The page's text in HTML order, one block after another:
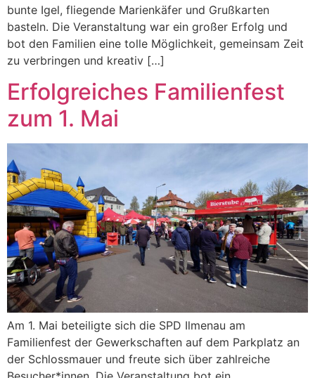
bunte Igel, fliegende Marienkäfer und Grußkarten
basteln. Die Veranstaltung war ein großer Erfolg und
bot den Familien eine tolle Möglichkeit, gemeinsam Zeit
zu verbringen und kreativ […]
Erfolgreiches Familienfest
zum 1. Mai
Am 1. Mai beteiligte sich die SPD Ilmenau am
Familienfest der Gewerkschaften auf dem Parkplatz an
der Schlossmauer und freute sich über zahlreiche